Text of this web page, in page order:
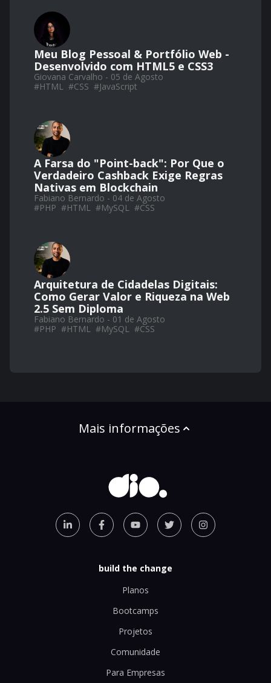
Meu Blog Pessoal & Portfólio Web -
Desenvolvido com HTML5 e CSS3
Giovana Carvalho - 05 de Agosto
#HTML #CSS #JavaScript
A Farsa do "Point-back": Por Que o
Verdadeiro Cashback Exige Regras
Nativas em Blockchain
Fabiano Bernardo - 04 de Agosto
#PHP #HTML #MySQL #CSS
Arquitetura de Cidadelas Digitais:
Como Gerar Valor e Riqueza na Web
2.5 Sem Diploma
Fabiano Bernardo - 01 de Agosto
#PHP #HTML #MySQL #CSS
Mais informações
build the change
Planos
Bootcamps
Projetos
Comunidade
Para Empresas